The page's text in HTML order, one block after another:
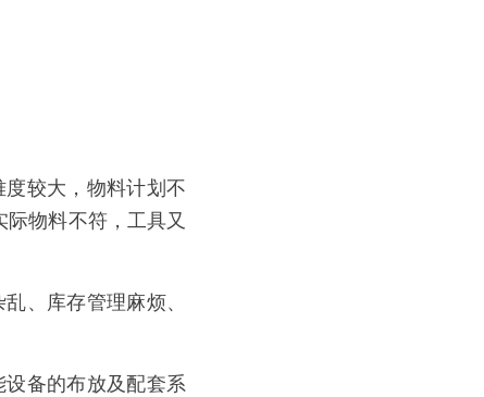
较大，物料计划不
物料不符，工具又
、库存管理麻烦、
备的布放及配套系